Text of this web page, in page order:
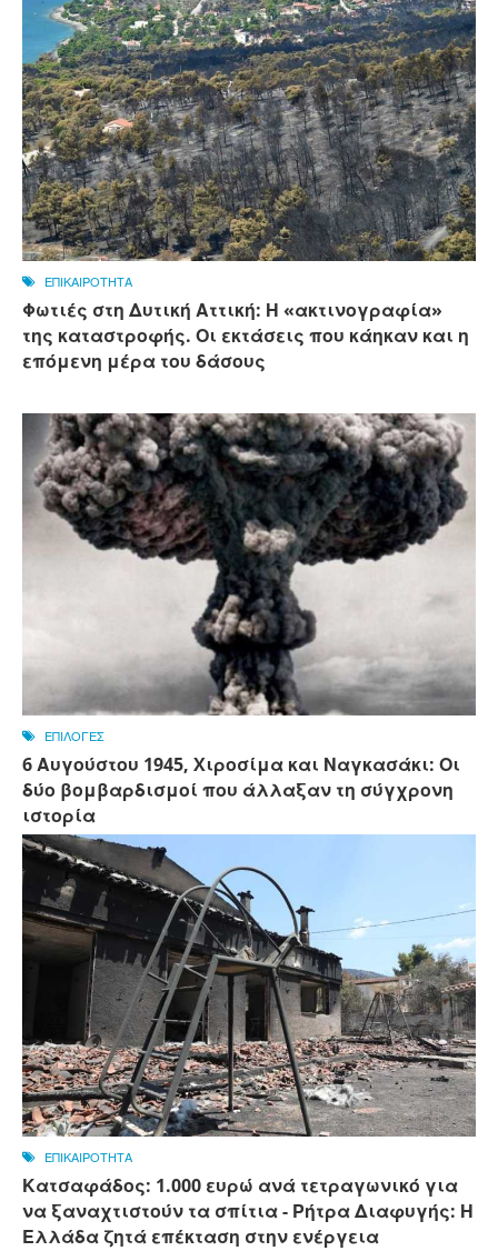
ΕΠΙΚΑΙΡΟΤΗΤΑ
Φωτιές στη Δυτική Αττική: Η «ακτινογραφία»
της καταστροφής. Οι εκτάσεις που κάηκαν και η
επόμενη μέρα του δάσους
ΕΠΙΛΟΓΕΣ
6 Αυγούστου 1945, Xιροσίμα και Ναγκασάκι: Οι
δύο βομβαρδισμοί που άλλαξαν τη σύγχρονη
ιστορία
ΕΠΙΚΑΙΡΟΤΗΤΑ
Κατσαφάδος: 1.000 ευρώ ανά τετραγωνικό για
να ξαναχτιστούν τα σπίτια - Ρήτρα Διαφυγής: Η
Ελλάδα ζητά επέκταση στην ενέργεια